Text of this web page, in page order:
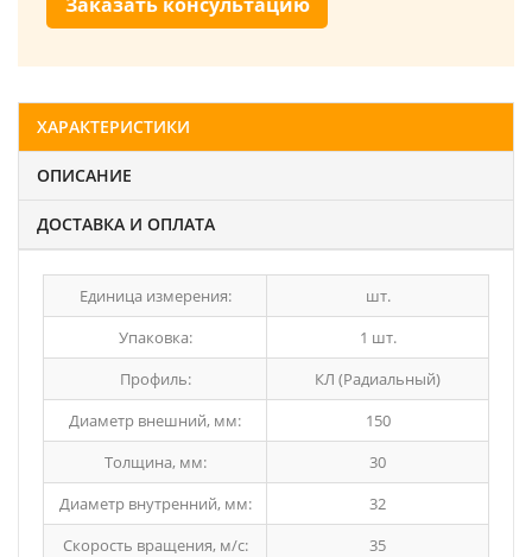
ХАРАКТЕРИСТИКИ
ОПИСАНИЕ
ДОСТАВКА И ОПЛАТА
Единица измерения:
шт.
Упаковка:
1 шт.
Профиль:
КЛ (Радиальный)
Диаметр внешний, мм:
150
Толщина, мм:
30
Диаметр внутренний, мм:
32
Скорость вращения, м/с:
35